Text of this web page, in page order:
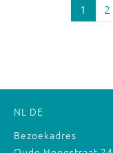
1 2
NL DE
Bezoekadres